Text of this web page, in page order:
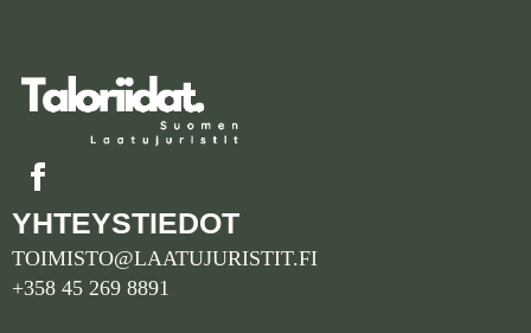
YHTEYSTIEDOT
TOIMISTO@LAATUJURISTIT.FI
+358 45 269 8891